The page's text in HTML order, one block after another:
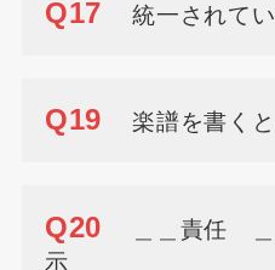
Q17 統一されて
Q19 楽譜を書く
Q20
＿＿責任
示